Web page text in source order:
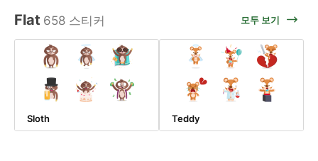
Flat 658 스티커 모두 보기
Sloth Teddy